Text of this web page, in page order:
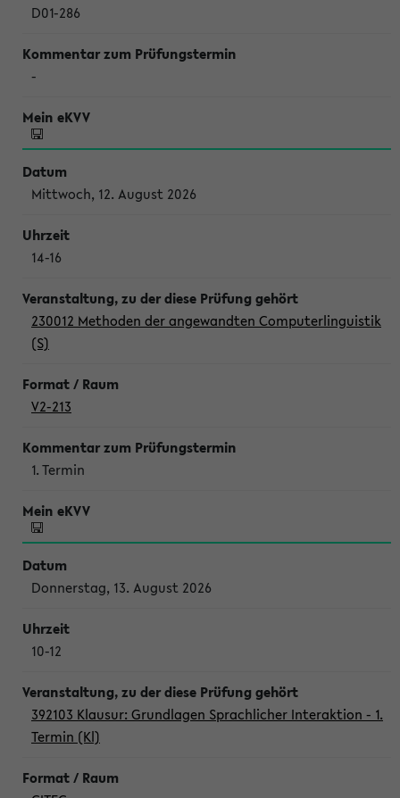
D01-286
-
Mittwoch, 12. August 2026
14-16
230012 Methoden der angewandten Computerlinguistik
(S)
V2-213
1. Termin
Donnerstag, 13. August 2026
10-12
392103 Klausur: Grundlagen Sprachlicher Interaktion - 1.
Termin (Kl)